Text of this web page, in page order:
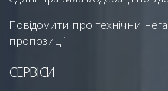
Повідомити про технічни
пропозиції
СЕРВІСИ